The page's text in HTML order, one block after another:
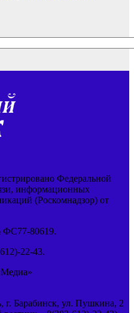
Федеральной
информационных
(Роскомнадзор) от
ФС77-80619.
22-43.
г. Барабинск, ул. Пушкина, 2